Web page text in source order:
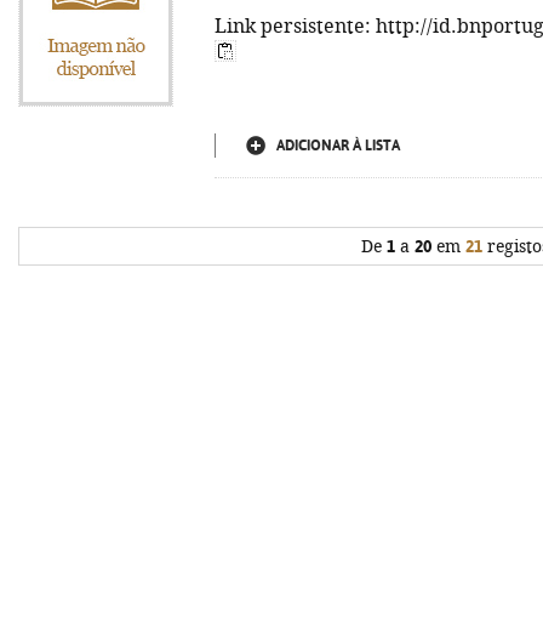
Link persistente: http://
ADICIONAR À LISTA
De 1a 20em 21